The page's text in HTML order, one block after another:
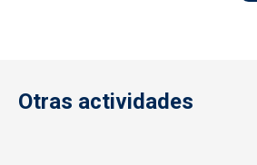
Otras actividades